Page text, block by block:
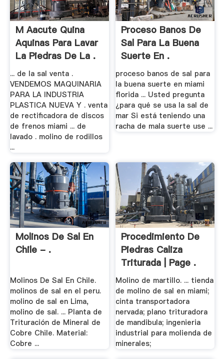
M Aacute Quina
Aquinas Para Lavar
La Piedras De La .
... de la sal venta .
VENDEMOS MAQUINARIA
PARA LA INDUSTRIA
PLASTICA NUEVA Y . venta
de rectificadora de discos
de frenos miami ... de
lavado . molino de rodillos
...
Proceso Banos De
Sal Para La Buena
Suerte En .
proceso banos de sal para
la buena suerte en miami
florida ... Usted pregunta
¿para qué se usa la sal de
mar Si está teniendo una
racha de mala suerte use ...
Molinos De Sal En
Chile - .
Molinos De Sal En Chile.
molinos de sal en el peru.
molino de sal en Lima,
molino de sal. ... Planta de
Trituración de Mineral de
Cobre Chile. Material:
Cobre ...
Procedimiento De
Piedras Caliza
Triturada | Page .
Molino de martillo. ... tienda
de molino de sal en miami;
cinta transportadora
nervada; plano trituradora
de mandibula; ingenieria
industrial para molienda de
minerales;